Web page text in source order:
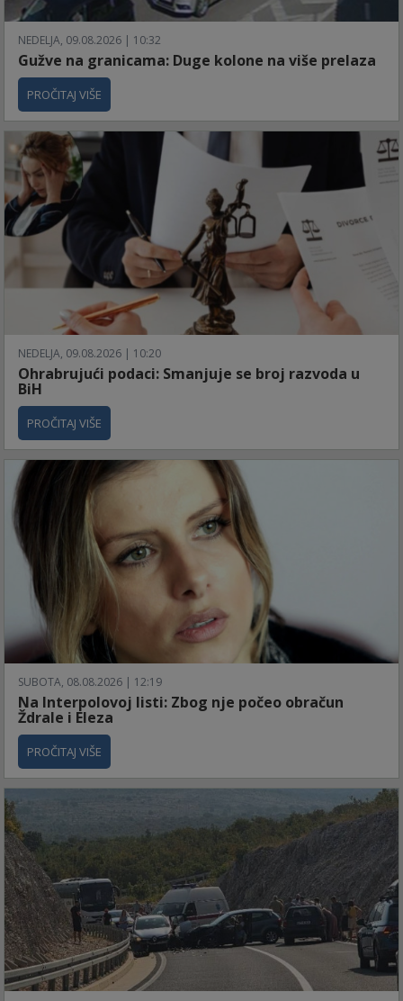
NEDELJA, 09.08.2026 | 10:32
Gužve na granicama: Duge kolone na više prelaza
PROČITAJ VIŠE
NEDELJA, 09.08.2026 | 10:20
Ohrabrujući podaci: Smanjuje se broj razvoda u
BiH
PROČITAJ VIŠE
SUBOTA, 08.08.2026 | 12:19
Na Interpolovoj listi: Zbog nje počeo obračun
Ždrale i Eleza
PROČITAJ VIŠE